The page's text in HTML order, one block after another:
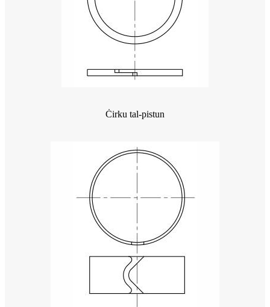
Ċirku tal-pistun